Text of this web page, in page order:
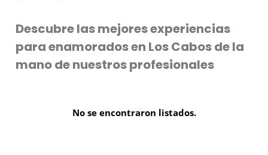
Descubre las mejores experiencias
para enamorados en Los Cabos de la
mano de nuestros profesionales
No se encontraron listados.